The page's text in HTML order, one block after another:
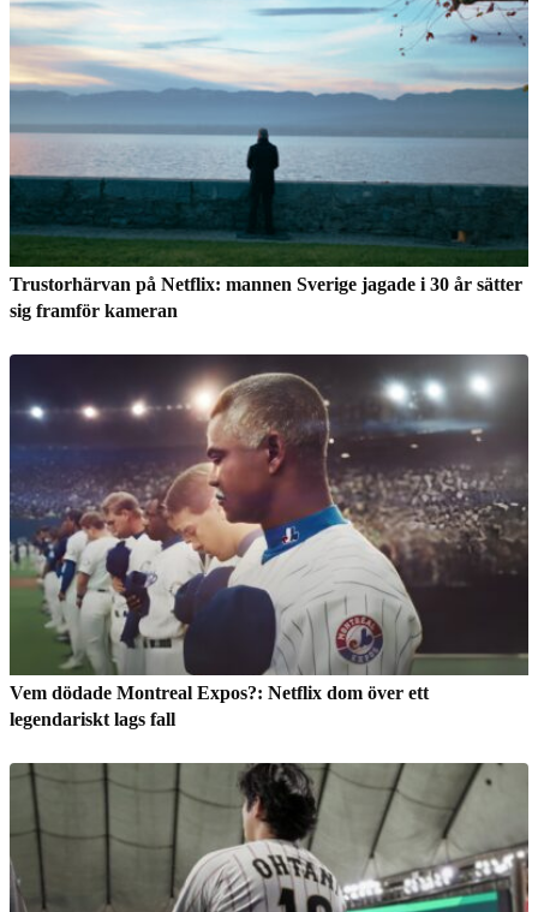
Trustorhärvan på Netflix: mannen Sverige jagade i 30 år sätter
sig framför kameran
Vem dödade Montreal Expos?: Netflix dom över ett
legendariskt lags fall